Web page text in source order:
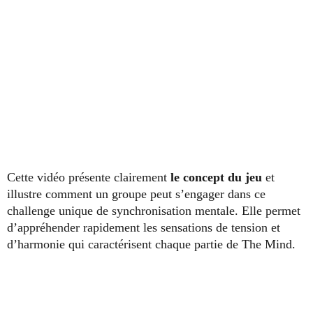
Cette vidéo présente clairement le concept du jeu et
illustre comment un groupe peut s’engager dans ce
challenge unique de synchronisation mentale. Elle permet
d’appréhender rapidement les sensations de tension et
d’harmonie qui caractérisent chaque partie de The Mind.